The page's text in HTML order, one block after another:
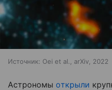
Источник: Oei et al., arXiv, 2022
Астрономы открыли